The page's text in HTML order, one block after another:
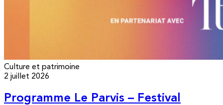
Culture et patrimoine
2 juillet 2026
Programme Le Parvis – Festival